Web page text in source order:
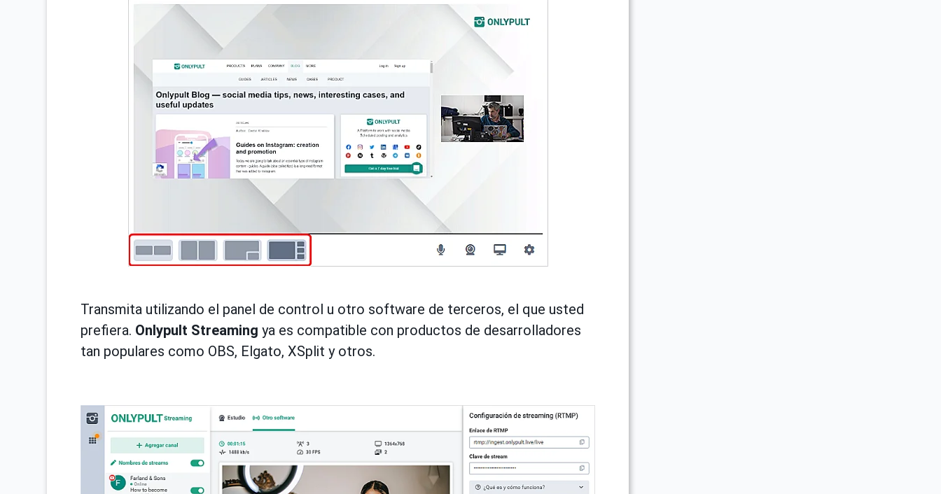
Transmita utilizando el panel de control u otro software de terceros, el que usted
prefiera. Onlypult Streaming ya es compatible con productos de desarrolladores
tan populares como OBS, Elgato, XSplit y otros.